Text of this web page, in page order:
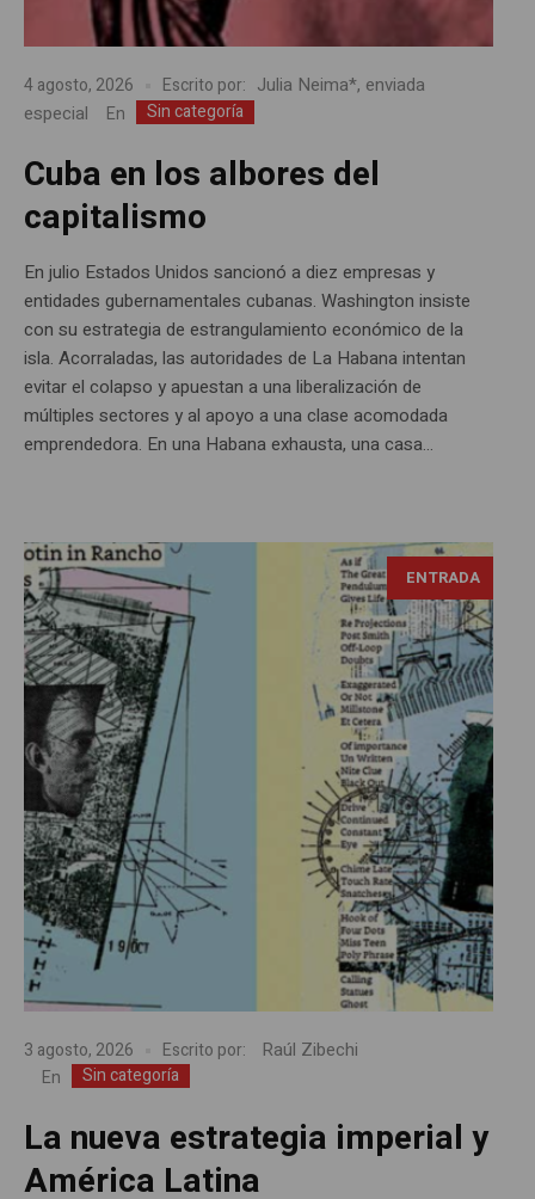
4 agosto, 2026 Escrito por: Julia Neima*, enviada
especial
En Sin categoría
Cuba en los albores del
capitalismo
En julio Estados Unidos sancionó a diez empresas y
entidades gubernamentales cubanas. Washington insiste
con su estrategia de estrangulamiento económico de la
isla. Acorraladas, las autoridades de La Habana intentan
evitar el colapso y apuestan a una liberalización de
múltiples sectores y al apoyo a una clase acomodada
emprendedora. En una Habana exhausta, una casa...
ENTRADA
3 agosto, 2026 Escrito por: Raúl Zibechi
En Sin categoría
La nueva estrategia imperial y
América Latina